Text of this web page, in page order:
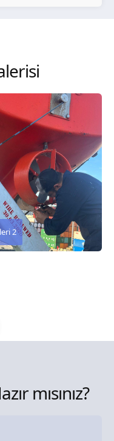
Chart
limits and other
67 Gulf of...
3
mısınız?